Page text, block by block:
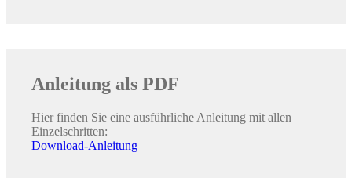
Anleitung als PDF
Hier finden Sie eine ausführliche Anleitung mit allen
Einzelschritten:
Download-Anleitung